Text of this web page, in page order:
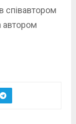
співавтором
автором